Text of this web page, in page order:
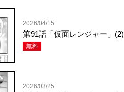
2026/04/15
第91話「仮面レンジャー」(2)
無料
2026/03/25